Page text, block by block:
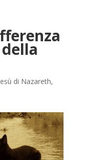
di Nazareth,